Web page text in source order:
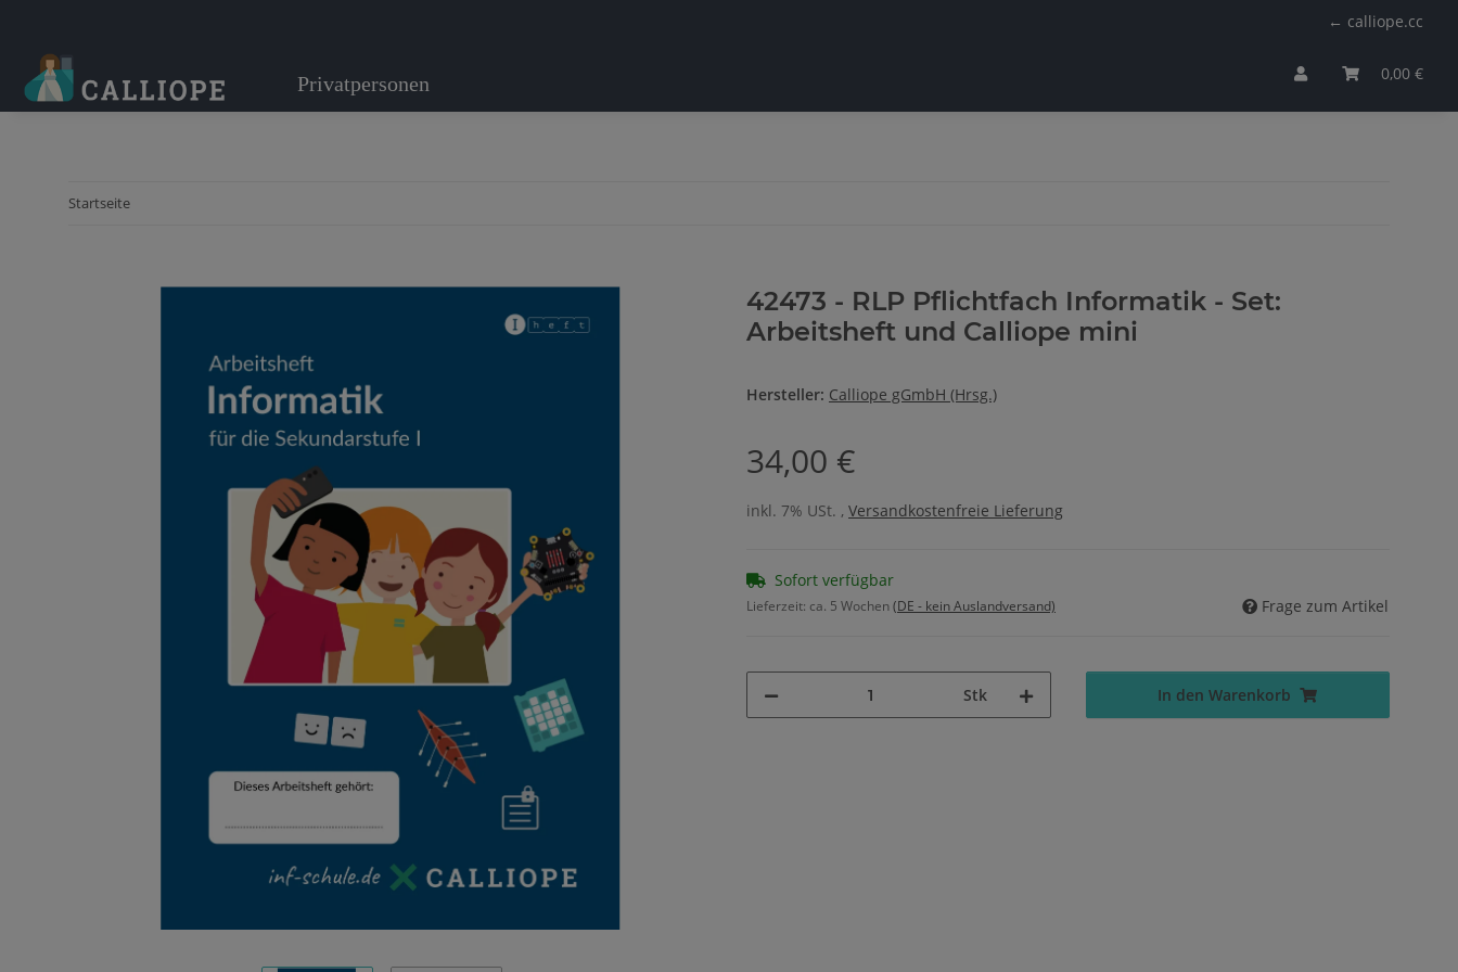
← calliope.cc
0,00 €
Privatpersonen
Startseite
42473 - RLP Pflichtfach Informatik - Set:
Arbeitsheft und Calliope mini
Hersteller: Calliope gGmbH (Hrsg.)
34,00 €
inkl. 7% USt. , Versandkostenfreie Lieferung
Sofort verfügbar
Lieferzeit: ca. 5 Wochen(DE - kein Auslandversand) Frage zum Artikel
Stk In den Warenkorb